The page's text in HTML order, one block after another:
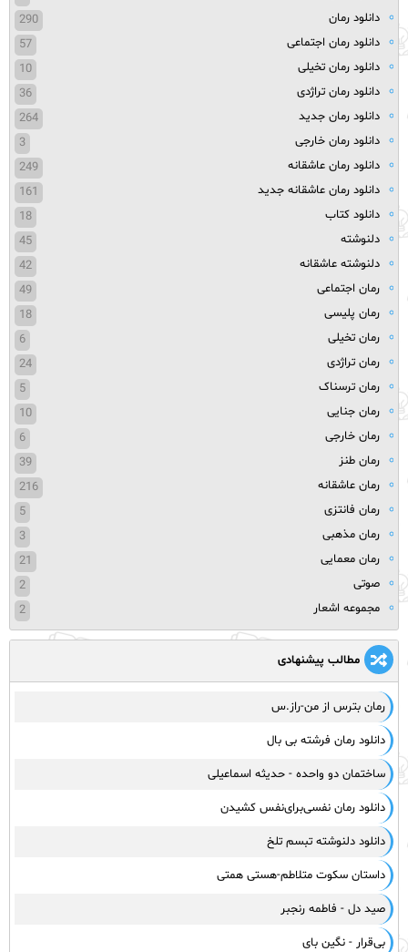
دانلود رمان
290
دانلود رمان اجتماعی
57
دانلود رمان تخیلی
10
دانلود رمان تراژدی
36
دانلود رمان جدید
264
دانلود رمان خارجی
3
دانلود رمان عاشقانه
249
دانلود رمان عاشقانه جدید
161
دانلود کتاب
18
دلنوشته
45
دلنوشته عاشقانه
42
رمان اجتماعی
49
رمان پلیسی
18
رمان تخیلی
6
رمان تراژدی
24
رمان ترسناک
5
رمان جنایی
10
رمان خارجی
6
رمان طنز
39
رمان عاشقانه
216
رمان فانتزی
5
رمان مذهبی
3
رمان معمایی
21
صوتی
2
مجموعه اشعار
2
مطالب پیشنهادی
رمان بترس از من-راز.س
‌دانلود رمان فرشته بی بال
ساختمان دو واحده - حدیثه اسماعیلی
دانلود رمان نفسی‌برای‌نفس کشیدن
دانلود دلنوشته تبسم تلخ
داستان سکوت متلاطم-هستی همتی
صید دل - فاطمه رنجبر
بی‌قرار - نگین بای